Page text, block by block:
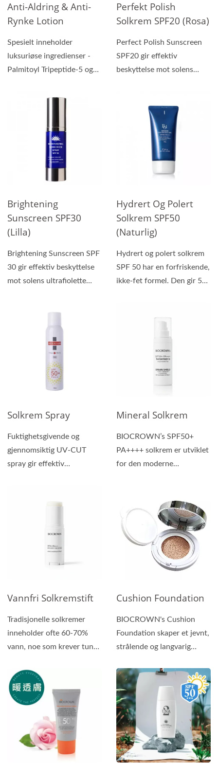
Anti-Aldring & Anti-
Rynke Lotion
Spesielt inneholder
luksuriøse ingredienser -
Palmitoyl Tripeptide-5 og
Perfekt Polish
Solkrem SPF20 (Rosa)
Perfect Polish Sunscreen
SPF20 gir effektiv
beskyttelse mot solens
Brightening
Sunscreen SPF30
(Lilla)
Brightening Sunscreen SPF
30 gir effektiv beskyttelse
mot solens ultrafiolette
Hydrert Og Polert
Solkrem SPF50
(naturlig)
Hydrert og polert solkrem
SPF 50 har en forfriskende,
ikke-fet formel. Den gir 50
Solkrem Spray
Fuktighetsgivende og
gjennomsiktig UV-CUT
spray gir effektiv
Mineral Solkrem
BIOCROWN’s SPF50+
PA++++ solkrem er utviklet
for den moderne
Vannfri Solkremstift
Tradisjonelle solkremer
inneholder ofte 60-70%
vann, noe som krever tunge
konserveringsmidler....
Cushion Foundation
BIOCROWN's Cushion
Foundation skaper et jevnt,
strålende og langvarig